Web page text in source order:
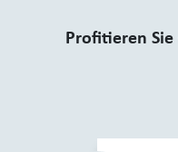
Profitieren Sie